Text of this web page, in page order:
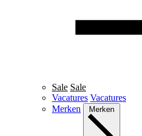
Sale Sale
Vacatures Vacatures
Merken
Merken